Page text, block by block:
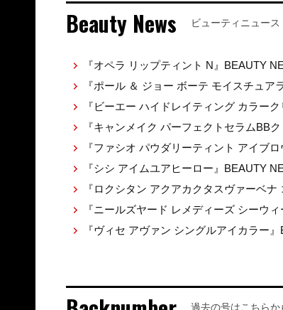
Beauty News ビューティニュース
『オペラ リップティント N』BEAUTY
『ポール ＆ ジョー ボーテ モイスチュ
『ビーエー ハイドレイティング カラー
『キャンメイク パーフェクトセラムBB
『ファシオ パウダリーティント アイブ
『シシ アイムユアヒーロー』BEAUTY
『ロクシタン アクアカクタスヴァーベ
『ニールズヤード レメディーズ シーウ
『ヴィセ アヴァン シングルアイカラー
過去の号はこちらか